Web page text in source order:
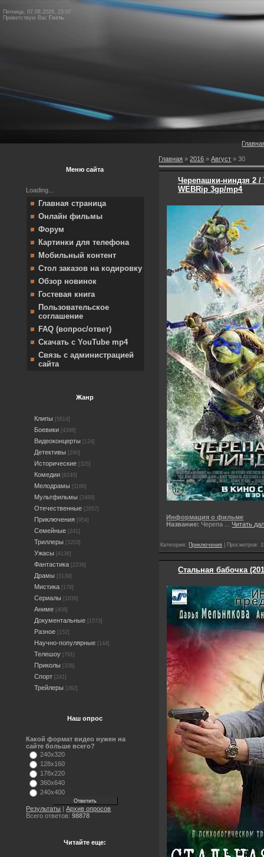
Пятница, 07.08.2026, 23:07
Приветствую Вас Гость
Меню сайта
Loading...
Главная страница
Онлайн фильмы
Форум
Картинки для телефона
Мобильный контент
Стол заказов на кодировку
Обзор новинок
Гостевая книга
Пользовательское
соглашение
FAQ (вопрос/ответ)
Скачать с YouTube mp4
Связь с администрацией
сайта
Жанр
Клипы [5614]
Боевики [4398]
Видеоконцерты [124]
Детективы [290]
Исторические [325]
Комедии [6240]
Мелодрамы [1166]
Мультфильмы [2489]
Отечественные [2057]
Приключения [954]
Семейные [241]
Триллеры [3203]
Ужасы [4136]
Фантастика [2239]
Драмы [3139]
Мистика [179]
Сериалы [1839]
Аниме [408]
Документальные [1573]
Разное [152]
Научно-популярные [144]
Телешоу [791]
Приколы [336]
Спорт [241]
Трейлеры [282]
Наш опрос
Какой формат видео нужен на
сайте больше всего?
240x320
128x160
178x220
360x640
240x400
Результаты |Архив опросов
Всего ответов:98878
Читайте еще:
Главная »2016 » Август » 30
Черепашки-ниндзя 2 /
WEBRip 3gp/mp4
Информация о фильме
Название: Черепа Читать
Категория: Приключения | Просмотров:
Стальная бабочка